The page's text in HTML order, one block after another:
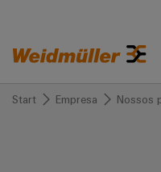
Start Empresa Nossos